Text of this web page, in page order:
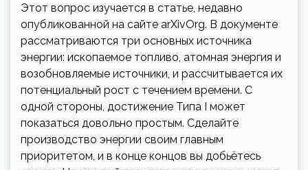
Этот вопрос изучается в статье, недавно
опубликованной на сайте arXivOrg. В документе
рассматриваются три основных источника
энергии: ископаемое топливо, атомная энергия и
возобновляемые источники, и рассчитывается их
потенциальный рост с течением времени. С
одной стороны, достижение Типа I может
показаться довольно простым. Сделайте
производство энергии своим главным
приоритетом, и в конце концов вы добьётесь